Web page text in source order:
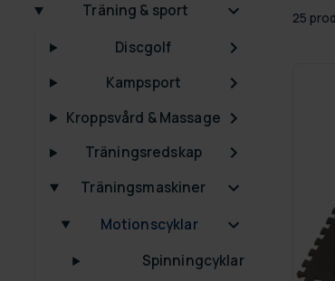
Träning & sport
Discgolf
Kampsport
Kroppsvård & Massage
Träningsredskap
Träningsmaskiner
Motionscyklar
Spinningcyklar
25